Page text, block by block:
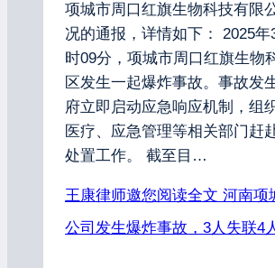
项城市周口红旗生物科技有限
况的通报，详情如下： 2025年
时09分，项城市周口红旗生物
区发生一起爆炸事故。事故发
府立即启动应急响应机制，组
医疗、应急管理等相关部门赶
处置工作。 截至目…
王康律师邀您阅读全文 河南项
公司发生爆炸事故，3人失联4